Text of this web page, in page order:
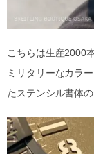
こちらは生産2000
ミリタリーなカラ
たステンシル書体